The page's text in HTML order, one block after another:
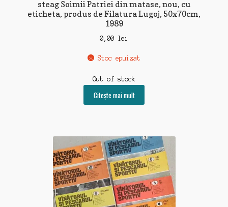
steag Soimii Patriei din matase, nou, cu
eticheta, produs de Filatura Lugoj, 50x70cm,
1989
0,00 lei
Stoc epuizat
Out of stock
Citește mai mult